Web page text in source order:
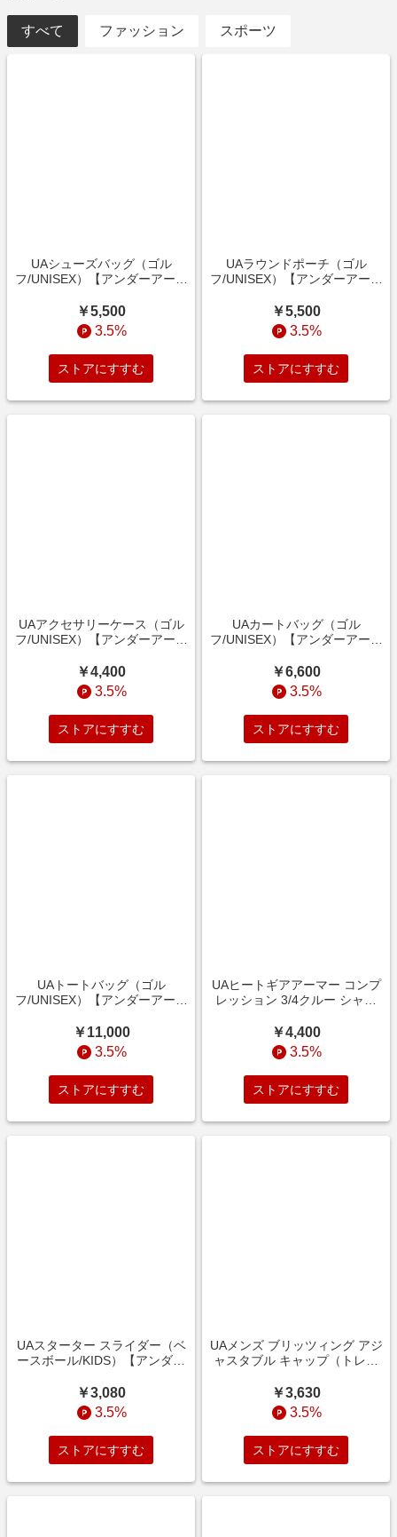
すべて ファッション スポーツ
UAシューズバッグ（ゴル
フ/UNISEX）【アンダーアーマ
￥5,500
3.5%
ストアにすすむ
UAラウンドポーチ（ゴル
フ/UNISEX）【アンダーアーマ
￥5,500
3.5%
ストアにすすむ
UAアクセサリーケース（ゴル
フ/UNISEX）【アンダーアーマ
￥4,400
3.5%
ストアにすすむ
UAカートバッグ（ゴル
フ/UNISEX）【アンダーアーマ
￥6,600
3.5%
ストアにすすむ
UAトートバッグ（ゴル
フ/UNISEX）【アンダーアーマ
￥11,000
3.5%
ストアにすすむ
UAヒートギアアーマー コンプ
レッション 3/4クルー シャツ
ダーアーマー/UNDER
ARMOUR】
￥4,400
3.5%
ストアにすすむ
UAスターター スライダー（ベ
ースボール/KIDS）【アンダー
￥3,080
3.5%
ストアにすすむ
UAメンズ ブリッツィング アジ
ャスタブル キャップ（トレー
マー/UNDER ARMOUR】
￥3,630
3.5%
ストアにすすむ